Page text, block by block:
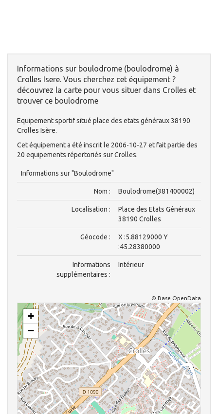
Informations sur boulodrome (boulodrome) à
Crolles Isere. Vous cherchez cet équipement ?
découvrez la carte pour vous situer dans Crolles et
trouver ce boulodrome
Equipement sportif situé place des etats généraux 38190
Crolles Isère.
Cet équipement a été inscrit le 2006-10-27 et fait partie des
20 equipements répertoriés sur Crolles.
Informations sur "Boulodrome"
Nom : Boulodrome(381400002)
Localisation :
Place des Etats Généraux
38190 Crolles
Géocode :
X :5.88129000 Y
:45.28380000
Informations
supplémentaires :
Intérieur
© Base OpenData
+
−